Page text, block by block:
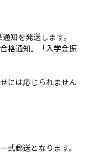
知を発送します。
格通知」「入学金振
には応じられません
式郵送となります。